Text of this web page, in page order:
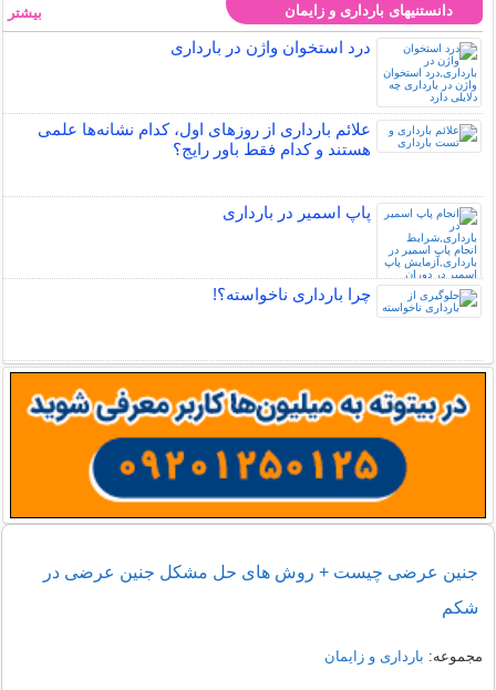
دانستنیهای بارداری و زایمان
درد استخوان واژن در بارداری
علائم بارداری از روزهای اول، کدام نشانه‌ها علمی
هستند و کدام فقط باور رایج؟
پاپ اسمیر در بارداری
چرا بارداری ناخواسته؟!
بیشتر
جنین عرضی چیست + روش های حل مشکل جنین عرضی در
شکم
مجموعه: بارداری و زایمان